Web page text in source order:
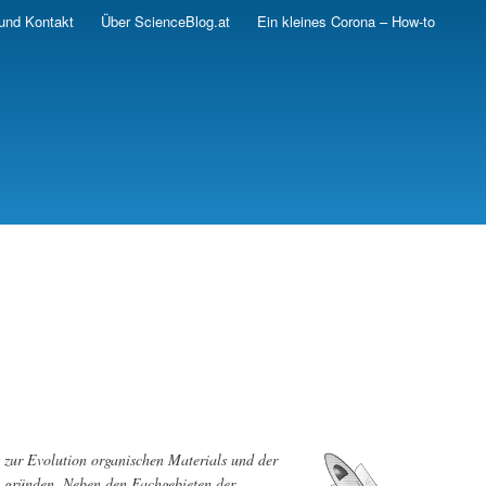
Kontakt Über ScienceBlog.at Ein kleines Corona – How-to
zur Evolution organischen Materials und der